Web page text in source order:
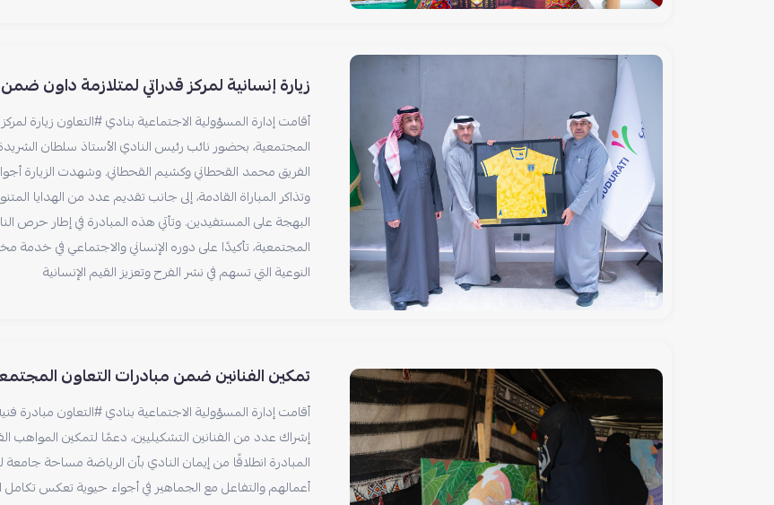
زيارة إنسانية لمركز قدراتي لمتلازمة داون
أقامت إدارة المسؤولية الاجتماعية بنادي #التعاون زيارة
المجتمعية، بحضور نائب رئيس النادي الأستاذ سلطان
الفريق محمد القحطاني وكشيم القحطاني. وشهدت الزيارة
وتذاكر المباراة القادمة، إلى جانب تقديم عدد من الهدايا
البهجة على المستفيدين. وتأتي هذه المبادرة في إطار حرص
المجتمعية، تأكيدًا على دوره الإنساني والاجتماعي في خدمة
النوعية التي تسهم في نشر الفرح وتعزيز القيم الإنسانية
تمكين الفنانين ضمن مبادرات التعاون
أقامت إدارة المسؤولية الاجتماعية بنادي #التعاون
إشراك عدد من الفنانين التشكيليين، دعمًا لتمكين المواهب
المبادرة انطلاقًا من إيمان النادي بأن الرياضة مساحة
أعمالهم والتفاعل مع الجماهير في أجواء حيوية تعكس تكامل